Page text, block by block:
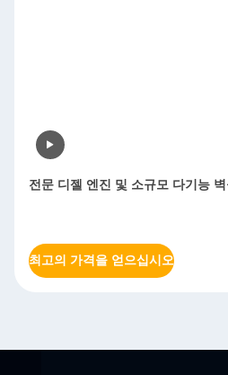
전문 디젤 엔진 및 소규모 다기능
최고의 가격을 얻으십시오